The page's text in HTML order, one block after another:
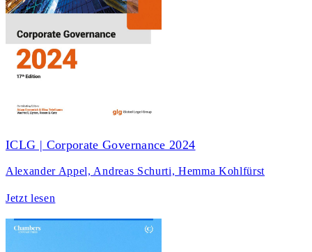
ICLG | Corporate Governance 2024
Alexander Appel, Andreas Schurti, Hemma Kohlfürst
Jetzt lesen